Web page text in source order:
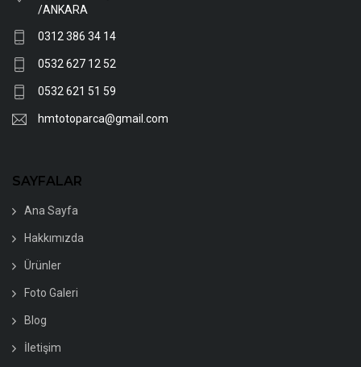
/ANKARA
0312 386 34 14
0532 627 12 52
0532 621 51 59
hmtotoparca@gmail.com
SAYFALAR
Ana Sayfa
Hakkımızda
Ürünler
Foto Galeri
Blog
İletişim